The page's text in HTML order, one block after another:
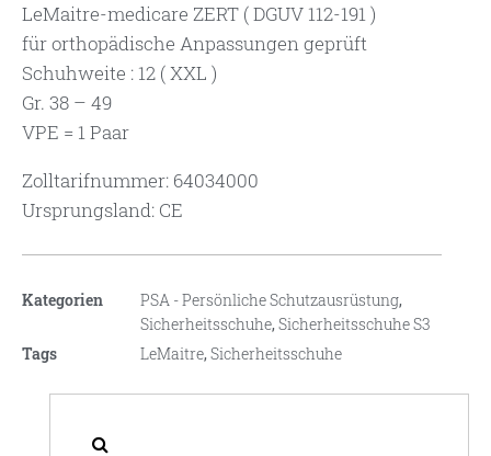
LeMaitre-medicare ZERT ( DGUV 112-191 )
für orthopädische Anpassungen geprüft
Schuhweite : 12 ( XXL )
Gr. 38 – 49
VPE = 1 Paar
Zolltarifnummer: 64034000
Ursprungsland: CE
Kategorien PSA - Persönliche Schutzausrüstung,
Sicherheitsschuhe,Sicherheitsschuhe S3
Tags
LeMaitre,Sicherheitsschuhe